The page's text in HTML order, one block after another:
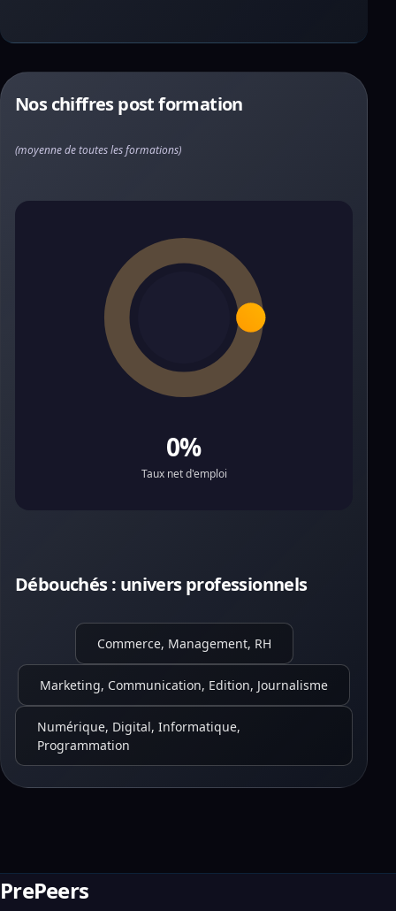
Nos chiffres post formation
(moyenne de toutes les formations)
0%
Taux net d'emploi
Débouchés : univers professionnels
Commerce, Management, RH
Marketing, Communication, Edition, Journalisme
Numérique, Digital, Informatique,
Programmation
PrePeers